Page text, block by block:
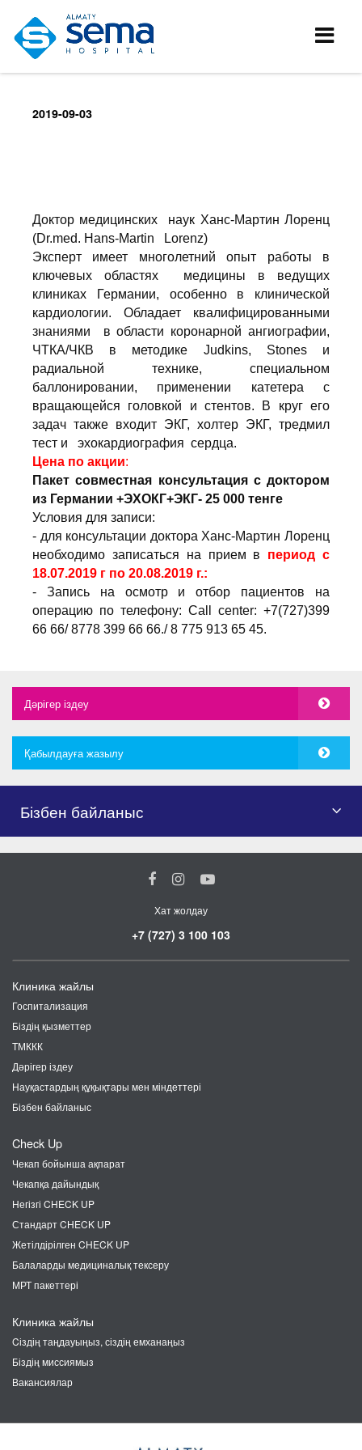
2019-09-03
Доктор медицинских наук Ханс-Мартин Лоренц
(Dr.med. Hans-Martin Lorenz)
Эксперт имеет многолетний опыт работы в
ключевых областях медицины в ведущих
клиниках Германии, особенно в клинической
кардиологии. Обладает квалифицированными
знаниями в области коронарной ангиографии,
ЧТКА/ЧКВ в методике Judkins, Stones и
радиальной технике, специальном
баллонировании, применении катетера с
вращающейся головкой и стентов. В круг его
задач также входит ЭКГ, холтер ЭКГ, тредмил
тест и эхокардиография сердца.
Цена по акции:
Пакет совместная консультация с доктором
из Германии +ЭХОКГ+ЭКГ- 25 000 тенге
Условия для записи:
- для консультации доктора Ханс-Мартин Лоренц
необходимо записаться на прием в период с
18.07.2019 г по 20.08.2019 г.:
- Запись на осмотр и отбор пациентов на
операцию по телефону: Call center: +7(727)399
66 66/ 8778 399 66 66./ 8 775 913 65 45.
Дәрігер іздеу
Қабылдауға жазылу
Бізбен байланыс
Хат жолдау
+7 (727) 3 100 103
Клиника жайлы
Госпитализация
Біздің қызметтер
ТМККК
Дәрігер іздеу
Науқастардың құқықтары мен міндеттері
Бізбен байланыс
Check Up
Чекап бойынша ақпарат
Чекапқа дайындық
Негізгі CHECK UP
Стандарт CHECK UP
Жетілдірілген CHECK UP
Балаларды медициналық тексеру
МРТ пакеттері
Клиника жайлы
Cіздің таңдауыңыз, сіздің емханаңыз
Біздің миссиямыз
Вакансиялар